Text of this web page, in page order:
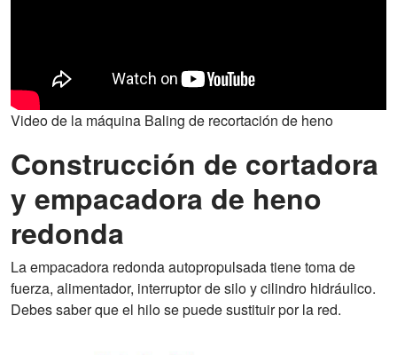
Video de la máquina Baling de recortación de heno
Construcción de cortadora
y empacadora de heno
redonda
La empacadora redonda autopropulsada tiene toma de
fuerza, alimentador, interruptor de silo y cilindro hidráulico.
Debes saber que el hilo se puede sustituir por la red.